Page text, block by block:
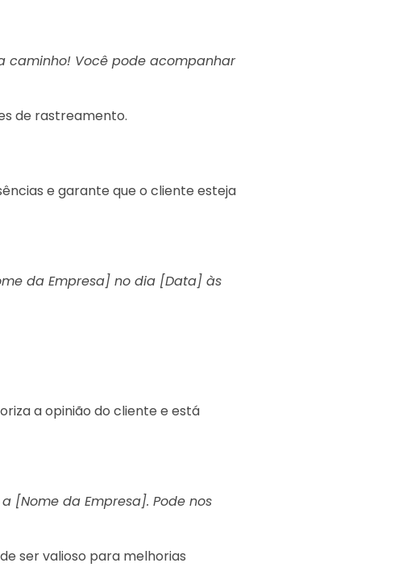
caminho! Você pode acompanhar
de rastreamento.
e garante que o cliente esteja
da Empresa] no dia [Data] às
a opinião do cliente e está
[Nome da Empresa]. Pode nos
ser valioso para melhorias